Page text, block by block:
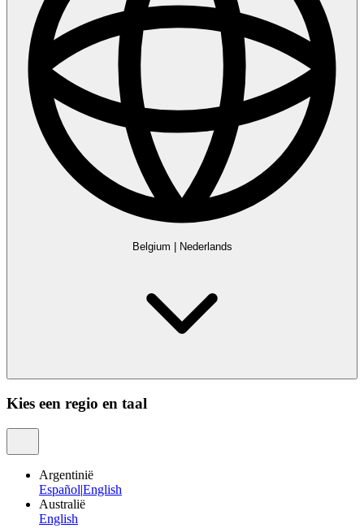
Belgium Nederlands
Kies een regio en taal
Argentinië
Español|English
Australië
English